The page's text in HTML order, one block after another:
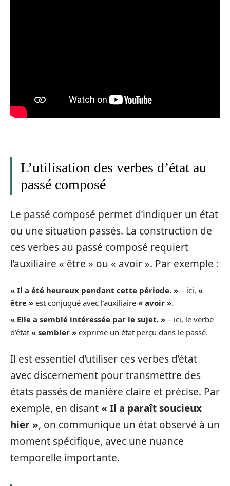
L’utilisation des verbes d’état au
passé composé
Le passé composé permet d’indiquer un état
ou une situation passés. La construction de
ces verbes au passé composé requiert
l’auxiliaire « être » ou « avoir ». Par exemple :
« Il a été heureux pendant cette période. » – ici, «
être » est conjugué avec l’auxiliaire « avoir ».
« Elle a semblé intéressée par le sujet. » – ici, le verbe
d’état « sembler » exprime un état perçu dans le passé.
Il est essentiel d’utiliser ces verbes d’état
avec discernement pour transmettre des
états passés de manière claire et précise. Par
exemple, en disant « Il a paraît soucieux
hier », on communique un état observé à un
moment spécifique, avec une nuance
temporelle importante.